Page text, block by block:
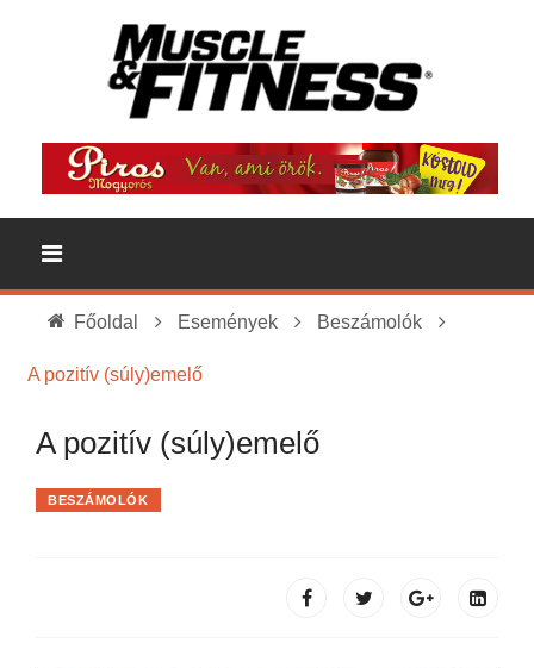
Főoldal Események Beszámolók
A pozitív (súly)emelő
A pozitív (súly)emelő
BESZÁMOLÓK